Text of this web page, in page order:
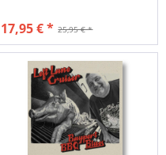
25,95 € *
17,95 € *